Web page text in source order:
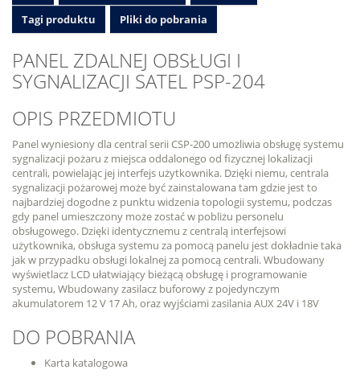
Tagi produktu
Pliki do pobrania
PANEL ZDALNEJ OBSŁUGI I
SYGNALIZACJI SATEL PSP-204
OPIS PRZEDMIOTU
Panel wyniesiony dla central serii CSP-200 umożliwia obsługę systemu
sygnalizacji pożaru z miejsca oddalonego od fizycznej lokalizacji
centrali, powielając jej interfejs użytkownika. Dzięki niemu, centrala
sygnalizacji pożarowej może być zainstalowana tam gdzie jest to
najbardziej dogodne z punktu widzenia topologii systemu, podczas
gdy panel umieszczony może zostać w pobliżu personelu
obsługowego. Dzięki identycznemu z centralą interfejsowi
użytkownika, obsługa systemu za pomocą panelu jest dokładnie taka
jak w przypadku obsługi lokalnej za pomocą centrali. Wbudowany
wyświetlacz LCD ułatwiający bieżącą obsługę i programowanie
systemu, Wbudowany zasilacz buforowy z pojedynczym
akumulatorem 12 V 17 Ah, oraz wyjściami zasilania AUX 24V i 18V
DO POBRANIA
Karta katalogowa